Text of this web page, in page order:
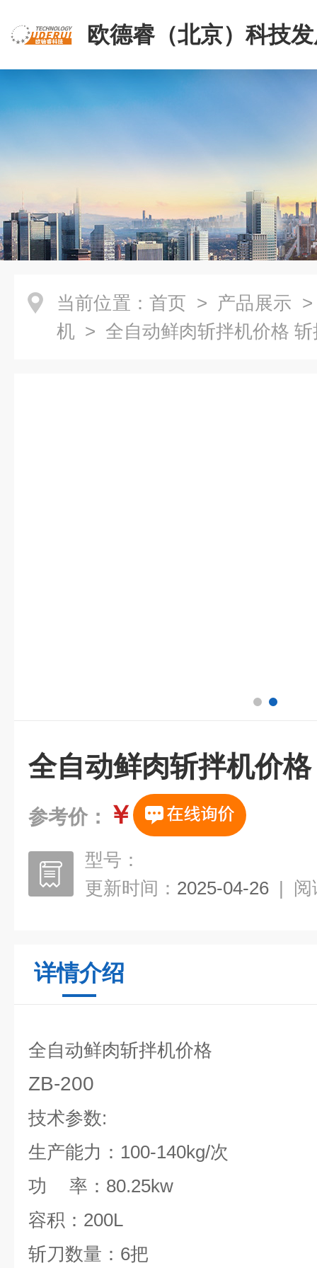
欧德睿（北京）科技
公司
当前位置： 首页 > 产品展示
机 > 全自动鲜肉斩拌机价格 斩
全自动鲜肉斩拌机价
参考价： ￥
型号：
更新时间： 2025-04-26 | 阅
详情介绍
全自动鲜肉斩拌机价格
ZB-200
技术参数:
生产能力： 100-140kg/次
功
率： 80.25kw
容积： 200L
斩刀数量： 6把